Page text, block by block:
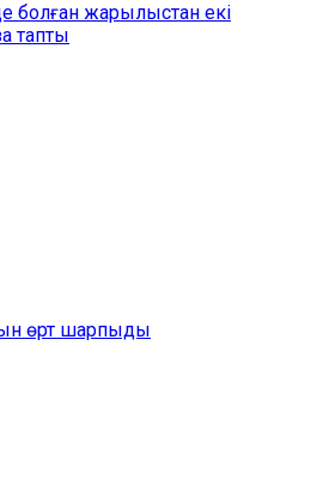
болған жарылыстан екі
тапты
өрт шарпыды